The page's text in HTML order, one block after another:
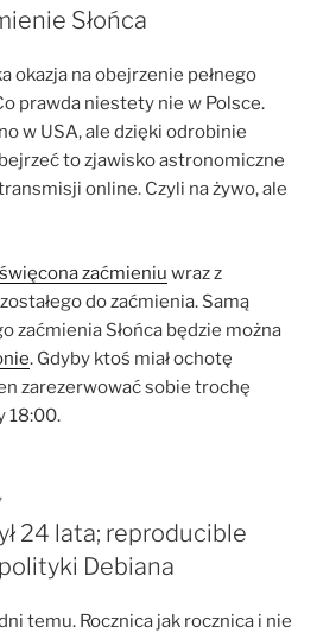
Słońca
okazja na obejrzenie pełnego
prawda niestety nie w Polsce.
w USA, ale dzięki odrobinie
to zjawisko astronomiczne
online. Czyli na żywo, ale
zaćmieniu wraz z
do zaćmienia. Samą
zaćmienia Słońca będzie można
. Gdyby ktoś miał ochotę
zarezerwować sobie trochę
18:00.
24 lata; reproducible
Debiana
temu. Rocznica jak rocznica i nie